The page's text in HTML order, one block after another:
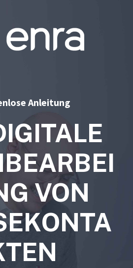
Anleitung
VON